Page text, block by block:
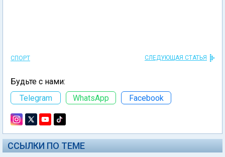
СПОРТ СЛЕДУЮЩАЯ СТАТЬЯ
Будьте с нами:
Telegram
WhatsApp Facebook
ССЫЛКИ ПО ТЕМЕ